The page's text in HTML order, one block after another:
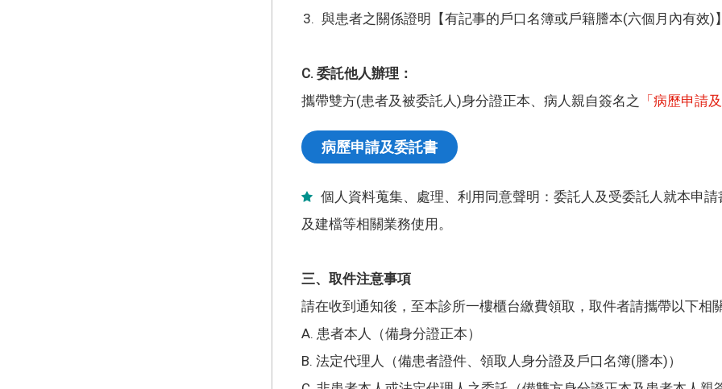
與患者之關係證明【有記事的戶口名簿或戶籍謄本(六個月內有效)
C. 委託他人辦理：
攜帶雙方(患者及被委託人)身分證正本、病人親自簽名之 「病歷申請
病歷申請及委託書
個人資料蒐集、處理、利用同意聲明：委託人及受委託人就本申
及建檔等相關業務使用。
三、取件注意事項
請在收到通知後，至本診所一樓櫃台繳費領取，取件者請攜帶以下相
A. 患者本人（備身分證正本）
B. 法定代理人（備患者證件、領取人身分證及戶口名簿(謄本)）